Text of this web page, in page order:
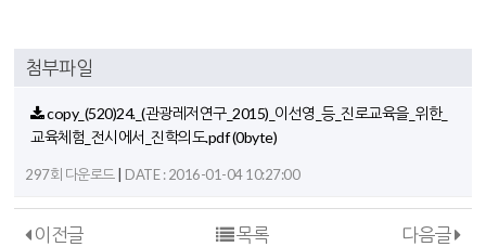
첨부파일
copy_(520)24._(관광레저연구_2015)_이선영_등_진로교육을_위한_
교육체험_전시에서_진학의도.pdf(0byte)
297회 다운로드| DATE : 2016-01-04 10:27:00
이전글 다음글
목록